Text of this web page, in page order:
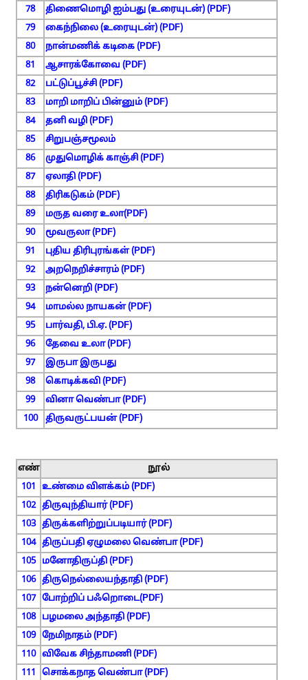
78
திணைமொழி ஐம்பது (உரையுடன்) (PDF)
79
கைந்நிலை (உரையுடன்) (PDF)
80
நான்மணிக் கடிகை (PDF)
81
ஆசாரக்கோவை (PDF)
82
பட்டுப்பூச்சி (PDF)
83
மாறி மாறிப் பின்னும் (PDF)
84
தனி வழி (PDF)
85
சிறுபஞ்சமூலம்
86
முதுமொழிக் காஞ்சி (PDF)
87
ஏலாதி (PDF)
88
திரிகடுகம் (PDF)
89
மருத வரை உலா(PDF)
90
மூவருலா (PDF)
91
புதிய திரிபுரங்கள் (PDF)
92
அறநெறிச்சாரம் (PDF)
93
நன்னெறி (PDF)
94
மாமல்ல நாயகன் (PDF)
95
பார்வதி, பி.ஏ. (PDF)
96
தேவை உலா (PDF)
97
இருபா இருபது
98
கொடிக்கவி (PDF)
99
வினா வெண்பா (PDF)
100
திருவருட்பயன் (PDF)
எண்
நூல்
101
உண்மை விளக்கம் (PDF)
102 திருவுந்தியார் (PDF)
103 திருக்களிற்றுப்படியார் (PDF)
104 திருப்பதி ஏழுமலை வெண்பா (PDF)
105
மனோதிருப்தி (PDF)
106 திருநெல்லையந்தாதி (PDF)
107 போற்றிப் பஃறொடை(PDF)
108
பழமலை அந்தாதி (PDF)
109 நேமிநாதம் (PDF)
110 விவேக சிந்தாமணி (PDF)
111
சொக்கநாத வெண்பா (PDF)